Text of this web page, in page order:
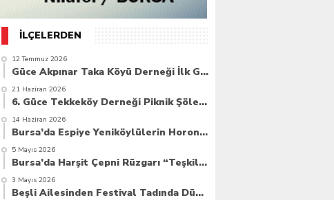
İLÇELERDEN
12 Temmuz 2026
Güce Akpınar Taka Köyü Derneği İlk Genel Kurulunu Gerçekleştirdi
21 Haziran 2026
6. Güce Tekkeköy Derneği Piknik Şöleni Yoğun Katılımla Gerçekleşti
14 Haziran 2026
Bursa’da Espiye Yeniköylülerin Horonla Başlayan Piknik Şöleni, Geleceğe Atılan Temellerle Taçlandı
5 Mayıs 2026
Bursa’da Harşit Çepni Rüzgarı “Teşkilat Merkezi Coşkuyla Açıldı”
3 Mayıs 2026
Beşli Ailesinden Festival Tadında Düğün Cemiyeti